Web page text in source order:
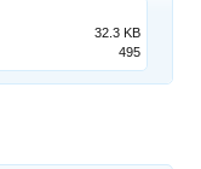
32.3 KB
495